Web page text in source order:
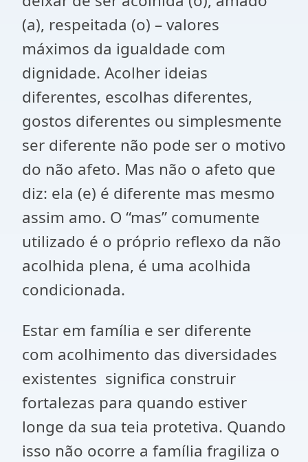
(a), respeitada (o) – valores
máximos da igualdade com
dignidade. Acolher ideias
diferentes, escolhas diferentes,
gostos diferentes ou simplesmente
ser diferente não pode ser o motivo
do não afeto. Mas não o afeto que
diz: ela (e) é diferente mas mesmo
assim amo. O “mas” comumente
utilizado é o próprio reflexo da não
acolhida plena, é uma acolhida
condicionada.
Estar em família e ser diferente
com acolhimento das diversidades
existentes significa construir
fortalezas para quando estiver
longe da sua teia protetiva. Quando
isso não ocorre a família fragiliza o